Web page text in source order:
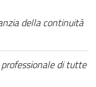
della continuità
di tutte